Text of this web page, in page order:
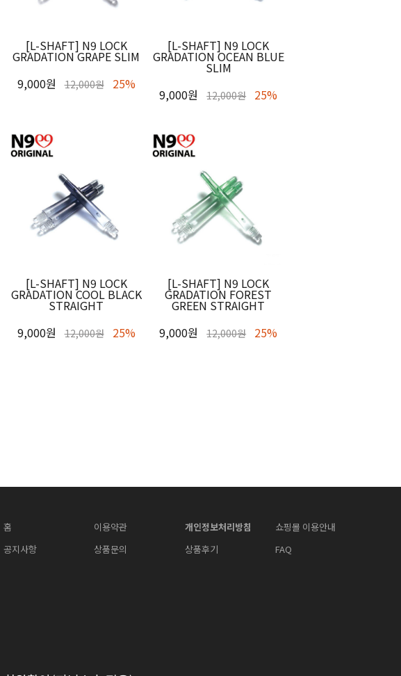
[L-SHAFT] N9 LOCK
GRADATION GRAPE SLIM
9,000원
12,000원 25%
[L-SHAFT] N9 LOCK
GRADATION OCEAN BLUE
SLIM
9,000원
12,000원 25%
[L-SHAFT] N9 LOCK
GRADATION COOL BLACK
STRAIGHT
9,000원
12,000원 25%
[L-SHAFT] N9 LOCK
GRADATION FOREST
GREEN STRAIGHT
9,000원
12,000원 25%
홈 이용약관 개인정보처리방침
쇼핑몰 이용안내
공지사항
상품문의 상품후기 FAQ